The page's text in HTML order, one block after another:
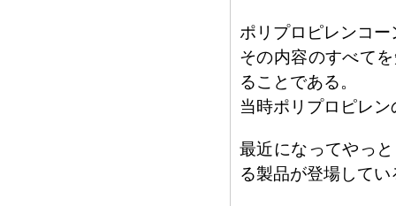
ポリプロピレンコ
その内容のすべて
ることである。
当時ポリプロピレ
最近になってやっ
る製品が登場してい